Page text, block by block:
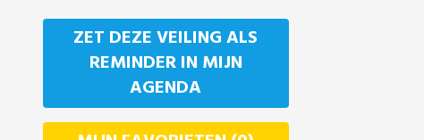
ZET DEZE VEILING ALS
REMINDER IN MIJN
AGENDA